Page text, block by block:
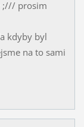
;/// prosim
kdyby byl
na to sami